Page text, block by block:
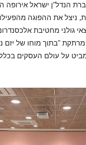
הנדל"ן ישראל אירופה
ניצל את ההפוגה
7012 של יוצאי גולני מחטיבת
"בתוך מוחו של יזם
על עולם העסקים